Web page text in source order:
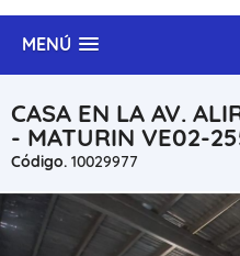
MENÚ
CASA EN LA AV.
- MATURIN VE02-
Código. 10029977